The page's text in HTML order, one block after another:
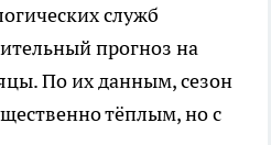
служб
прогноз на
По их данным, сезон
тёплым, но с